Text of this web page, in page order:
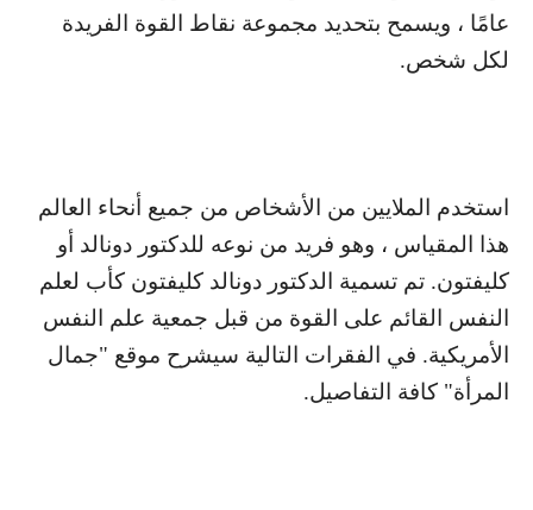
عامًا ، ويسمح بتحديد مجموعة نقاط القوة الفريدة
لكل شخص.
استخدم الملايين من الأشخاص من جميع أنحاء العالم
هذا المقياس ، وهو فريد من نوعه للدكتور دونالد أو
كليفتون. تم تسمية الدكتور دونالد كليفتون كأب لعلم
النفس القائم على القوة من قبل جمعية علم النفس
الأمريكية. في الفقرات التالية سيشرح موقع "جمال
المرأة" كافة التفاصيل.